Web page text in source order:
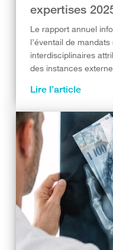
expertises
Le rapport annuel
l’éventail de
interdisciplinaires
des instances
Lire l’article